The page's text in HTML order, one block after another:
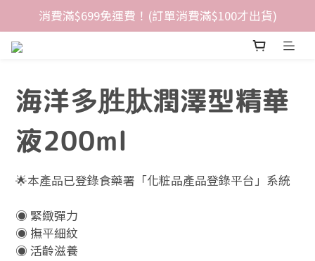
消費滿$699免運費！(訂單消費滿$100才出貨)
海洋多胜肽潤澤型精華
液200ml
🌟本產品已登錄食藥署「化粧品產品登錄平台」系統
◉ 緊緻彈力
◉ 撫平細紋
◉ 活齡滋養